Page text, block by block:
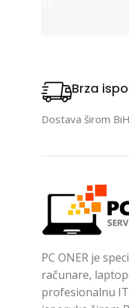
Brza
Dostava širom
PC ONER je
računare,
profesionalnu